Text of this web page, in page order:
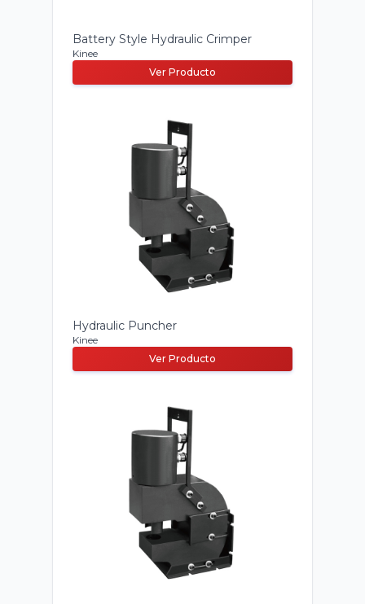
Battery Style Hydraulic Crimper
Kinee
Ver Producto
Hydraulic Puncher
Kinee
Ver Producto